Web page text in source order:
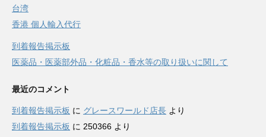
台湾
香港 個人輸入代行
到着報告掲示板
医薬品・医薬部外品・化粧品・香水等の取り扱いに関して
最近のコメント
到着報告掲示板 に グレースワールド店長 より
到着報告掲示板 に 250366 より